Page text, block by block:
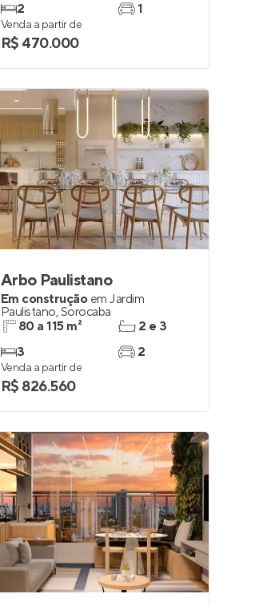
2
1
Venda a partir de
R$ 470.000
Arbo Paulistano
Em construção em Jardim
Paulistano,Sorocaba
80 a 115 m²
3
2 e 3
2
Venda a partir de
R$ 826.560